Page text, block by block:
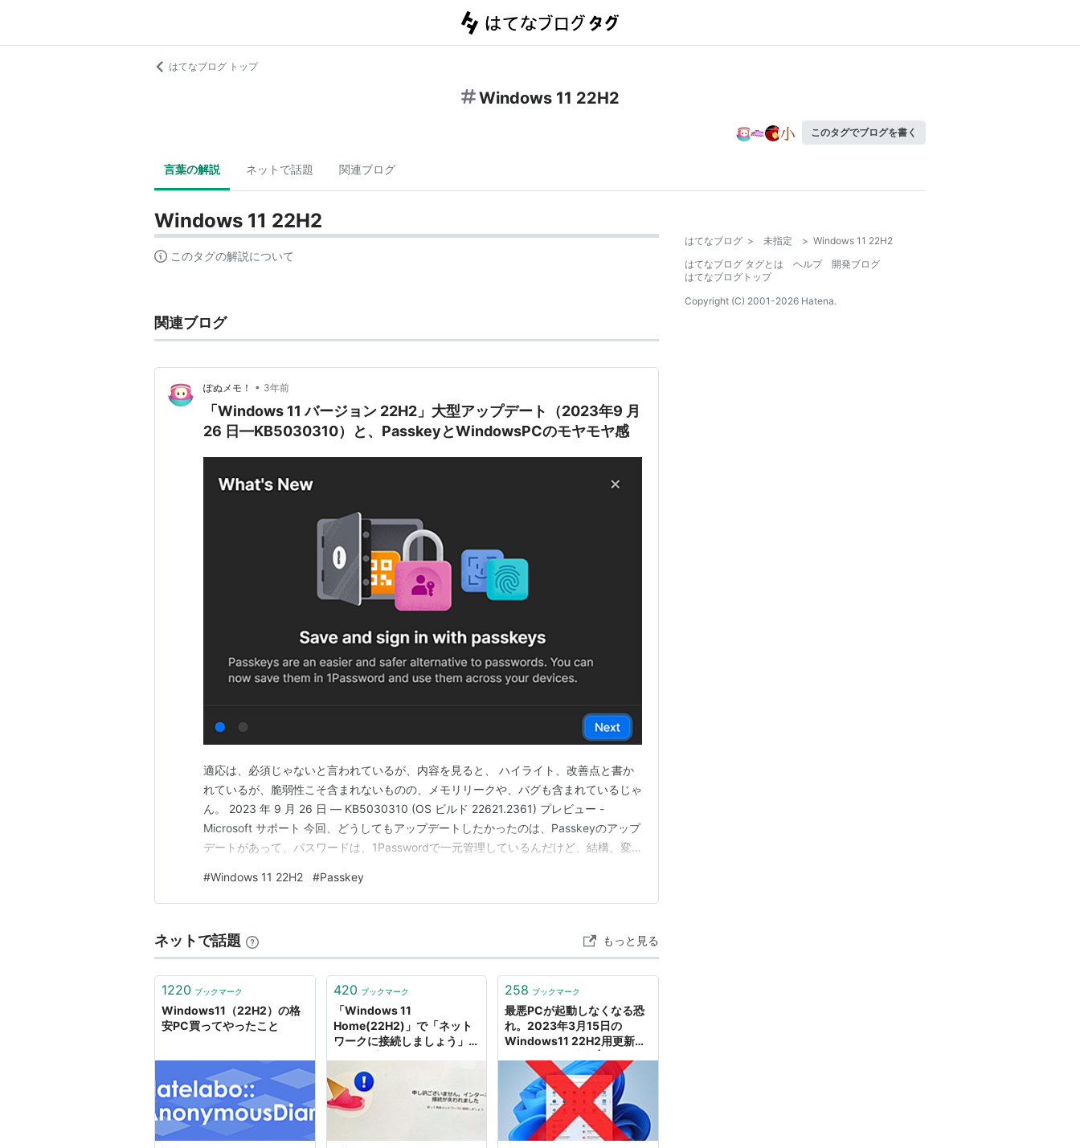
はてなブログ トップ
Windows 11 22H2
このタグでブログを書く
言葉の解説 ネットで話題 関連ブログ
Windows 11 22H2
このタグの解説について
関連ブログ
ぽぬメモ！ • 3年前
「Windows 11 バージョン 22H2」大型アップデート（2023年9 月
26 日—KB5030310）と、PasskeyとWindowsPCのモヤモヤ感
適応は、必須じゃないと言われているが、内容を見ると、 ハイライト、改善点と書か
れているが、脆弱性こそ含まれないものの、メモリリークや、バグも含まれているじゃ
ん。 2023 年 9 月 26 日 — KB5030310 (OS ビルド 22621.2361) プレビュー -
Microsoft サポート 今回、どうしてもアップデートしたかったのは、Passkeyのアップ
デートがあって、パスワードは、1Passwordで一元管理しているんだけど、結構、変
の［おすすめ］セクションと、Bingは使いたい人だけ、使えるよ…
#Windows 11 22H2 #Passkey
ネットで話題 もっと見る
1220 ブックマーク
Windows11（22H2）の格
安PC買ってやったこと
420 ブックマーク
「Windows 11
Home(22H2)」で「ネット
ワークに接続しましょう」を
ントを作成する方法
258 ブックマーク
最悪PCが起動しなくなる恐
れ。2023年3月15日の
Windows11 22H2用更新プ
PCゲーマーの環境構築Z
はてなブログ > 未指定 > Windows 11 22H2
はてなブログ タグとは
ヘルプ
開発ブログ
はてなブログトップ
Copyright (C) 2001-2026 Hatena.